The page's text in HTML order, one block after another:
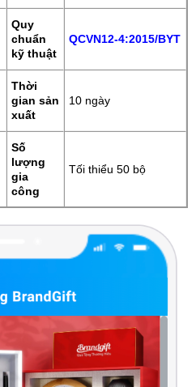
Quy
chuẩn
kỹ thuật
QCVN12-4:2015/BYT
Thời
gian sản
xuất
10 ngày
Số
lượng
gia
công
Tối thiểu 50 bộ